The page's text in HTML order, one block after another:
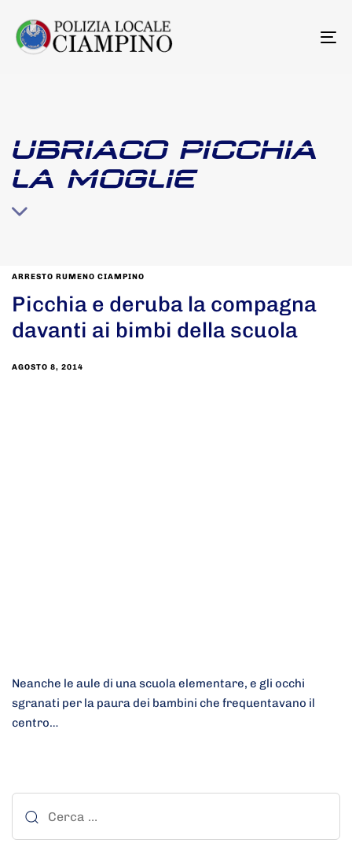
UBRIACO PICCHIA
LA MOGLIE
ARRESTO RUMENO CIAMPINO
Picchia e deruba la compagna
davanti ai bimbi della scuola
AGOSTO 8, 2014
Neanche le aule di una scuola elementare, e gli occhi
sgranati per la paura dei bambini che frequentavano il
centro…